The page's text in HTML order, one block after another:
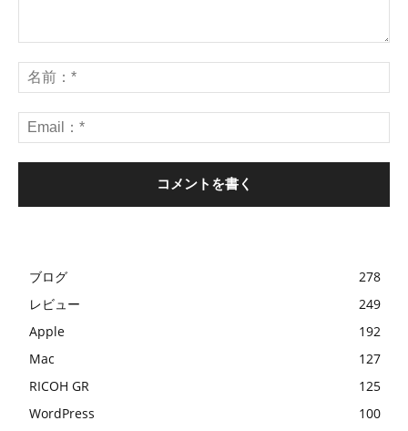
ブログ
278
レビュー
249
Apple
192
Mac
127
RICOH GR
125
WordPress
100